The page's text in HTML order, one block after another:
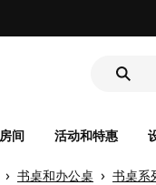
房间 活动和特惠
书桌和办公桌 书桌系